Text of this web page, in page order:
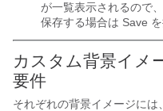
が一覧表示されるので
保存する場合は Save を
カスタム背景イメ
要件
それぞれの背景イメージには